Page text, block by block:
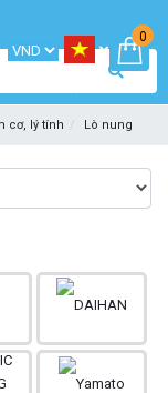
0
cơ, lý tính Lò nung